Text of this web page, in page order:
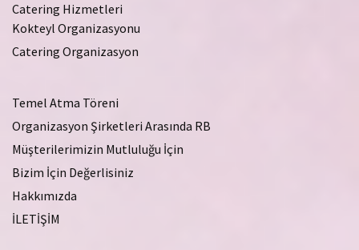
Catering Hizmetleri
Kokteyl Organizasyonu
Catering Organizasyon
Temel Atma Töreni
Organizasyon Şirketleri Arasında RB
Müşterilerimizin Mutluluğu İçin
Bizim İçin Değerlisiniz
Hakkımızda
İLETİŞİM